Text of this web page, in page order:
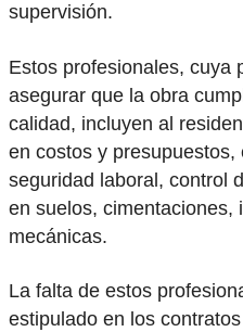
supervisión.
Estos profesionales, cuya
asegurar que la obra
calidad, incluyen al
en costos y
seguridad laboral, control
en suelos, cimentaciones,
mecánicas.
La falta de estos
estipulado en los